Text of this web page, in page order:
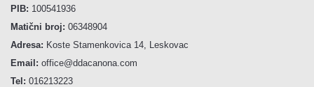
PIB: 100541936
Matični broj: 06348904
Adresa: Koste Stamenkovica 14, Leskovac
Email: office@ddacanona.com
Tel: 016213223